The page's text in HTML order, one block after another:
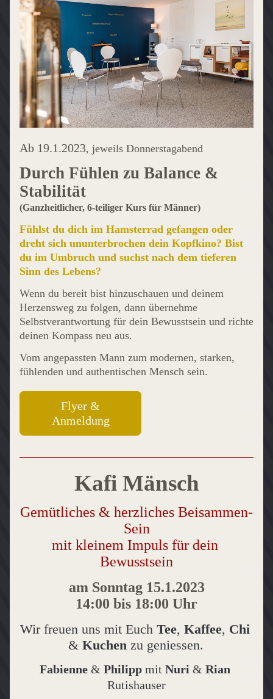
Ab 19.1.2023, jeweils Donnerstagabend
Durch Fühlen zu Balance &
Stabilität
(Ganzheitlicher, 6-teiliger Kurs für Männer)
Fühlst du dich im Hamsterrad gefangen oder
dreht sich ununterbrochen dein Kopfkino? Bist
du im Umbruch und suchst nach dem tieferen
Sinn des Lebens?
Wenn du bereit bist hinzuschauen und deinem
Herzensweg zu folgen, dann übernehme
Selbstverantwortung für dein Bewusstsein und richte
deinen Kompass neu aus.
Vom angepassten Mann zum modernen, starken,
fühlenden und authentischen Mensch sein.
Flyer &
Anmeldung
Kafi Mänsch
Gemütliches & herzliches Beisammen-
Sein
mit kleinem Impuls für dein
Bewusstsein
am Sonntag 15.1.2023
14:00 bis 18:00 Uhr
Wir freuen uns mit Euch Tee, Kaffee, Chi
& Kuchen zu geniessen.
Fabienne & Philipp mit Nuri & Rian
Rutishauser